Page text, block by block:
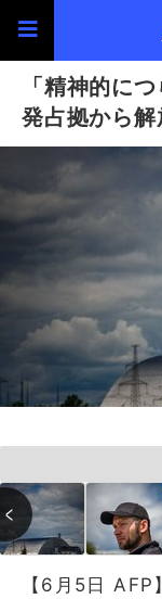
「精神的に
発占拠から解
【6月5日